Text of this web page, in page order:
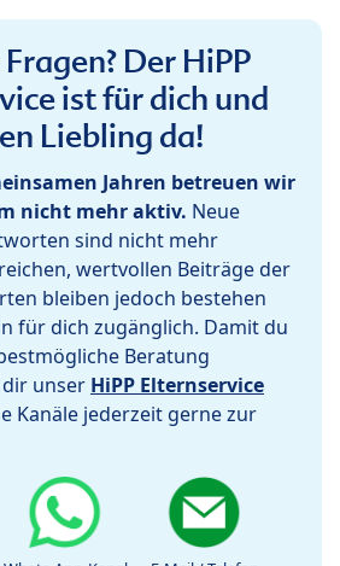
Der HiPP
ist für dich und
Liebling da!
Jahren betreuen wir
nicht mehr aktiv. Neue
sind nicht mehr
wertvollen Beiträge der
bleiben jedoch bestehen
für dich zugänglich. Damit du
Beratung
unser HiPP Elternservice
Kanäle jederzeit gerne zur